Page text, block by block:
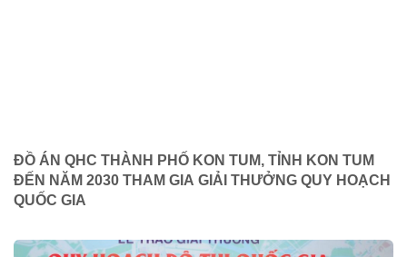
ĐỒ ÁN QHC THÀNH PHỐ KON TUM, TỈNH KON TUM
ĐẾN NĂM 2030 THAM GIA GIẢI THƯỞNG QUY HOẠCH
QUỐC GIA